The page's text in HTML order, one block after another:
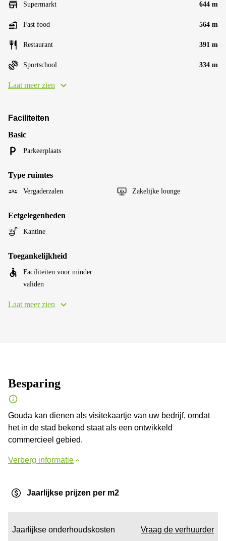
Supermarkt 644 m
Fast food 564 m
Restaurant 391 m
Sportschool 334 m
Laat meer zien
Faciliteiten
Basic
Parkeerplaats
Type ruimtes
Vergaderzalen Zakelijke lounge
Eetgelegenheden
Kantine
Toegankelijkheid
Faciliteiten voor minder
validen
Laat meer zien
Besparing
Gouda kan dienen als visitekaartje van uw bedrijf, omdat
het in de stad bekend staat als een ontwikkeld
commercieel gebied.
Verberg informatie
Jaarlijkse prijzen per m2
Jaarlijkse onderhoudskosten Vraag de verhuurder